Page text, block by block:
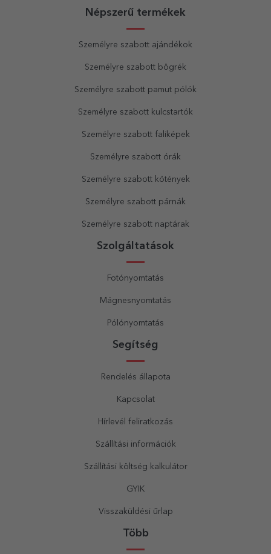
Népszerű termékek
Személyre szabott ajándékok
Személyre szabott bögrék
Személyre szabott pamut pólók
Személyre szabott kulcstartók
Személyre szabott faliképek
Személyre szabott órák
Személyre szabott kötények
Személyre szabott párnák
Személyre szabott naptárak
Szolgáltatások
Fotónyomtatás
Mágnesnyomtatás
Pólónyomtatás
Segítség
Rendelés állapota
Kapcsolat
Hírlevél feliratkozás
Szállítási információk
Szállítási költség kalkulátor
GYIK
Visszaküldési űrlap
Több